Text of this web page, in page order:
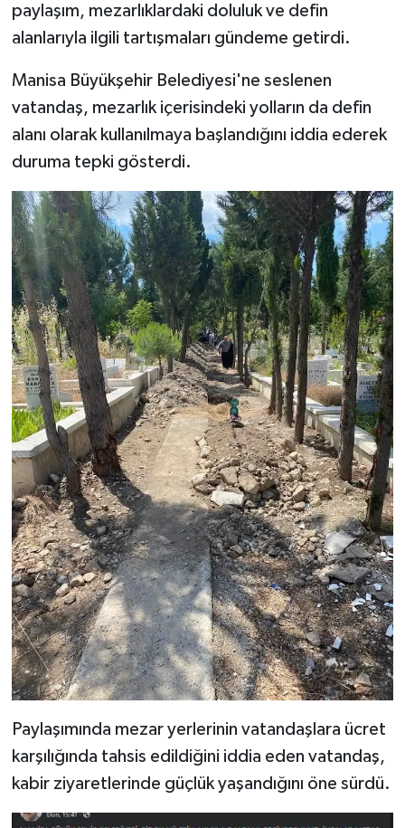
paylaşım, mezarlıklardaki doluluk ve defin
alanlarıyla ilgili tartışmaları gündeme getirdi.
Manisa Büyükşehir Belediyesi'ne seslenen
vatandaş, mezarlık içerisindeki yolların da defin
alanı olarak kullanılmaya başlandığını iddia ederek
duruma tepki gösterdi.
Paylaşımında mezar yerlerinin vatandaşlara ücret
karşılığında tahsis edildiğini iddia eden vatandaş,
kabir ziyaretlerinde güçlük yaşandığını öne sürdü.